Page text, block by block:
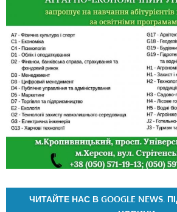
ЧИТАЙТЕ НАС В GOOGLE NEWS.